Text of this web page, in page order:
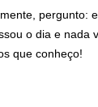
pergunto:
o dia e nada
que conheço!